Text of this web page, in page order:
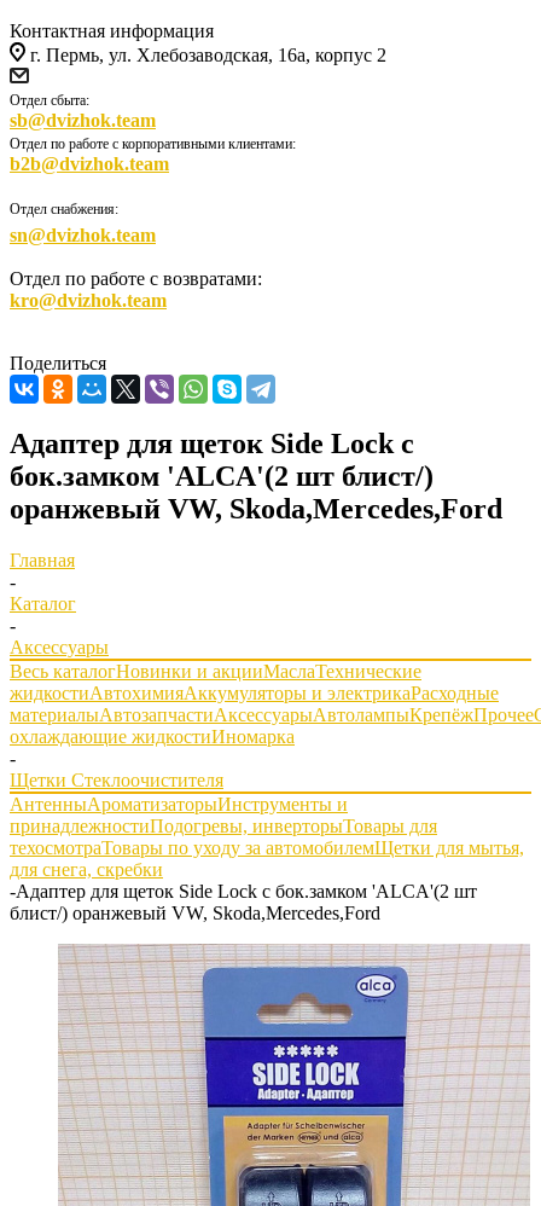
Контактная информация
г. Пермь, ул. Хлебозаводская, 16а, корпус 2
Отдел сбыта:
sb@dvizhok.team
Отдел по работе с корпоративными клиентами:
b2b@dvizhok.team
Отдел снабжения:
sn@dvizhok.team
Отдел по работе с возвратами:
kro@dvizhok.team
Поделиться
Адаптер для щеток Side Lock с
бок.замком 'ALCA'(2 шт блист/)
оранжевый VW, Skoda,Mercedes,Ford
Главная
-
Каталог
-
Аксессуары
Весь каталогНовинки и акцииМаслаТехнические
жидкостиАвтохимияАккумуляторы и электрикаРасходные
материалыАвтозапчастиАксессуарыАвтолампыКрепёжПрочее
охлаждающие жидкостиИномарка
-
Щетки Стеклоочистителя
АнтенныАроматизаторыИнструменты и
принадлежностиПодогревы, инверторыТовары для
техосмотраТовары по уходу за автомобилемЩетки для мытья,
для снега, скребки
-Адаптер для щеток Side Lock с бок.замком 'ALCA'(2 шт
блист/) оранжевый VW, Skoda,Mercedes,Ford